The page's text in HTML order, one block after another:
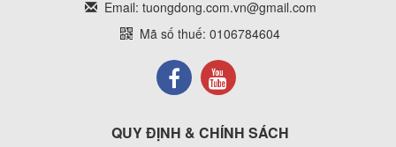
Email: tuongdong.com.vn@gmail.com
Mã số thuế: 0106784604
QUY ĐỊNH & CHÍNH SÁCH